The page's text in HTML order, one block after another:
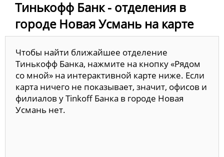
Тинькофф Банк - отделения в
городе Новая Усмань на карте
Чтобы найти ближайшее отделение
Тинькофф Банка, нажмите на кнопку «Рядом
со мной» на интерактивной карте ниже. Если
карта ничего не показывает, значит, офисов и
филиалов у Tinkoff Банка в городе Новая
Усмань нет.